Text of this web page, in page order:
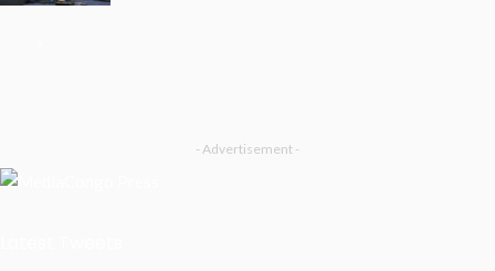
- Advertisement -